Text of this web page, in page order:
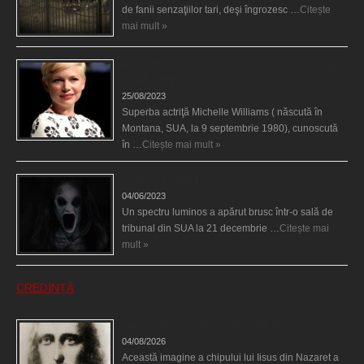
de fanii senzaţiilor tari, deşi îngrozesc …Citește
mai mult »
25/08/2023
Superba actriţă Michelle Williams ( născută în
Montana, SUA, la 9 septembrie 1980), cunoscută
în …Citește mai mult »
04/06/2023
Un spectru luminos a apărut brusc într-o sală de
tribunal din SUA la 21 decembrie …Citește mai
mult »
CREDINȚĂ
04/08/2026
Această imagine a chipului lui Iisus din Nazaret a